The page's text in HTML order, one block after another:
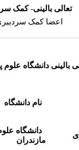
تعالی بالینی- کمک
اعضا کمک
بالینی دانشگاه
نام دانشگاه
دانشگاه
مازندران